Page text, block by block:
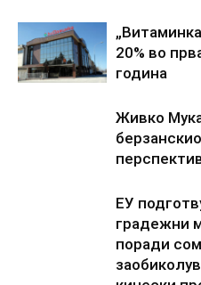
20% во
година
Живко
ЕУ
градежни
поради